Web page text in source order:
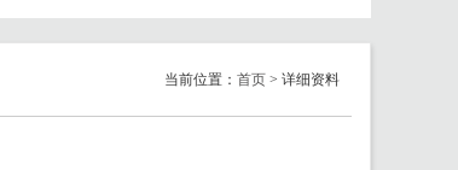
当前位置： 首页 > 详细资料